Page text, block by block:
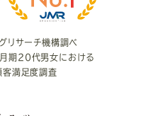
リサーチ機構調べ
期20代男女における
客満足度調査